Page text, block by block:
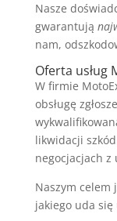
Nasze
gwarantują
nam,
Oferta usług
W firmie
obsługę
likwidacji
negocjacjach z
Naszym celem
jakiego uda się